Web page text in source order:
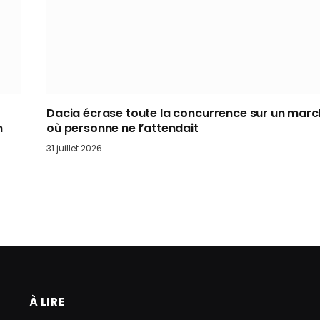
Dacia écrase toute la concurrence sur un
où personne ne l’attendait
31 juillet 2026
À LIRE